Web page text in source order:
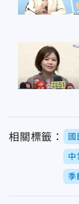
相關標籤： 國
中
季